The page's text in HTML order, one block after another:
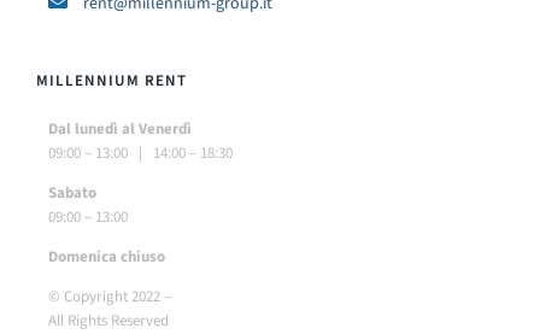
MILLENNIUM RENT
Dal lunedì al Venerdì
09:00 – 13:00 | 14:00 – 18:30
Sabato
09:00 – 13:00
Domenica chiuso
© Copyright 2022 –
All Rights Reserved